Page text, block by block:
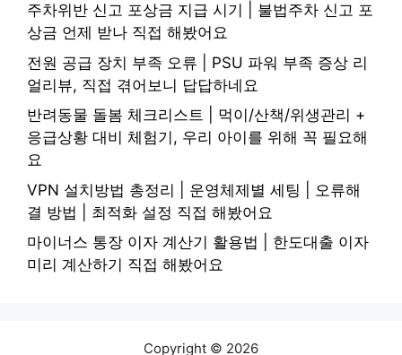
주차위반 신고 포상금 지급 시기 | 불법주차 신고 포
상금 언제 받나 직접 해봤어요
전원 공급 장치 부족 오류 | PSU 파워 부족 증상 리
얼리뷰, 직접 겪어보니 답답하네요
반려동물 돌봄 체크리스트 | 먹이/산책/위생관리 +
응급상황 대비 체험기, 우리 아이를 위해 꼭 필요해
요
VPN 설치방법 총정리 | 운영체제별 세팅 | 오류해
결 방법 | 최적화 설정 직접 해봤어요
마이너스 통장 이자 계산기 활용법 | 한도대출 이자
미리 계산하기 직접 해봤어요
Copyright © 2026